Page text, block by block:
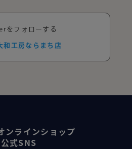
をフォローする
和工房ならまち店
ンラインショップ
公式SNS